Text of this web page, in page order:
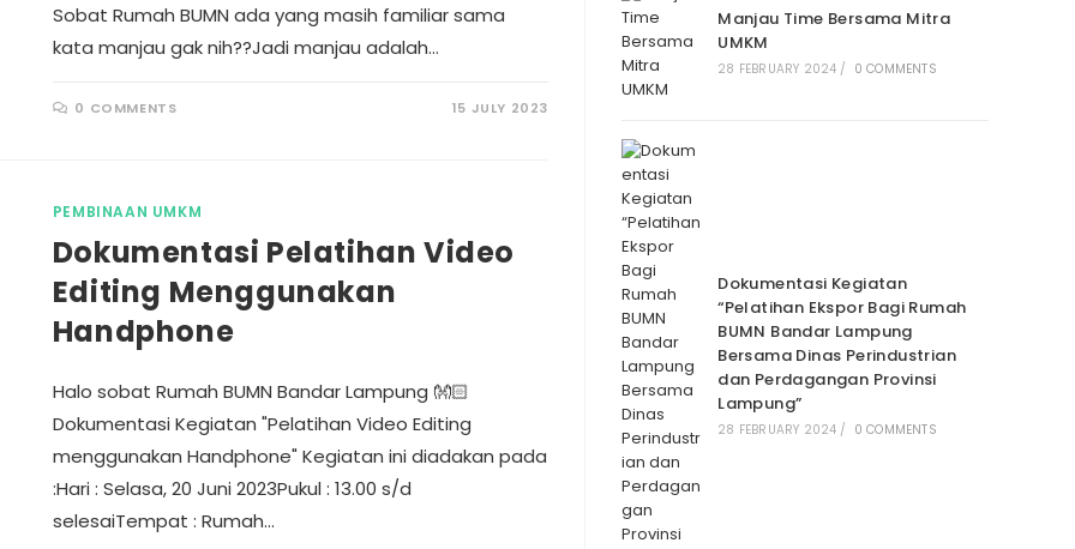
Sobat Rumah BUMN ada yang masih familiar sama
kata manjau gak nih??Jadi manjau adalah…
0 COMMENTS 15 JULY 2023
PEMBINAAN UMKM
Dokumentasi Pelatihan Video
Editing Menggunakan
Handphone
Halo sobat Rumah BUMN Bandar Lampung 👐🏻
Dokumentasi Kegiatan "Pelatihan Video Editing
menggunakan Handphone" Kegiatan ini diadakan pada
:Hari : Selasa, 20 Juni 2023Pukul : 13.00 s/d
selesaiTempat : Rumah…
Manjau Time Bersama Mitra
UMKM
28 FEBRUARY 2024 / 0 COMMENTS
Dokumentasi Kegiatan
“Pelatihan Ekspor Bagi Rumah
BUMN Bandar Lampung
Bersama Dinas Perindustrian
dan Perdagangan Provinsi
Lampung”
28 FEBRUARY 2024 / 0 COMMENTS